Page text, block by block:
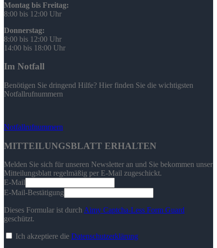
Montag bis Freitag:
8:00 bis 12:00 Uhr
Donnerstag:
8:00 bis 12:00 Uhr
14:00 bis 18:00 Uhr
Im Notfall
Benötigen Sie dringend Hilfe? Hier finden Sie die wichtigsten
Notfallrufnummern
Notfallrufnummern
MITTEILUNGSBLATT ERHALTEN
Melden Sie sich für unseren Newsletter an und Sie bekommen unser
Mitteilungsblatt regelmäßig per E-Mail zugeschickt.
E-Mail
E-Mail-Bestätigung
Dieses Formular ist durchAimy Captcha-Less Form Guard
geschützt.
Ich akzeptiere die Datenschutzerklärung